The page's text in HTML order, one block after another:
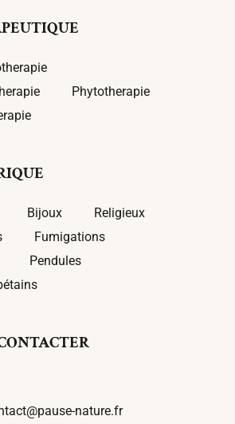
Phytotherapie
Bijoux
Religieux
Fumigations
Pendules
nature.fr